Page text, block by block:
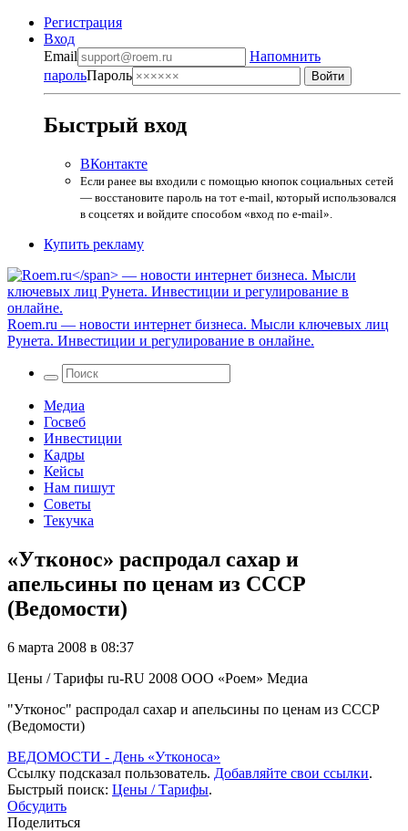
Регистрация
Вход
Email
Напомнить
парольПароль
Быстрый вход
ВКонтакте
Если ранее вы входили с помощью кнопок социальных сетей
— восстановите пароль на тот e-mail, который использовался
в соцсетях и войдите способом «вход по e-mail».
Купить рекламу
Roem.ru — новости интернет бизнеса. Мысли ключевых лиц
Рунета. Инвестиции и регулирование в онлайне.
Медиа
Госвеб
Инвестиции
Кадры
Кейсы
Нам пишут
Советы
Текучка
«Утконос» распродал сахар и
апельсины по ценам из СССР
(Ведомости)
6 марта 2008 в 08:37
Цены / Тарифы ru-RU 2008 ООО «Роем» Медиа
"Утконос" распродал сахар и апельсины по ценам из СССР
(Ведомости)
ВЕДОМОСТИ - День «Утконоса»
Ссылку подсказал пользователь. Добавляйте свои ссылки.
Быстрый поиск: Цены / Тарифы.
Обсудить
Поделиться